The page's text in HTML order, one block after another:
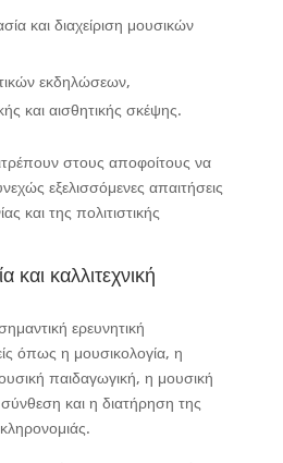
και διαχείριση μουσικών
εκδηλώσεων,
και αισθητικής σκέψης.
στους αποφοίτους να
εξελισσόμενες απαιτήσεις
και της πολιτιστικής
και καλλιτεχνική
ερευνητική
όπως η μουσικολογία, η
παιδαγωγική, η μουσική
και η διατήρηση της